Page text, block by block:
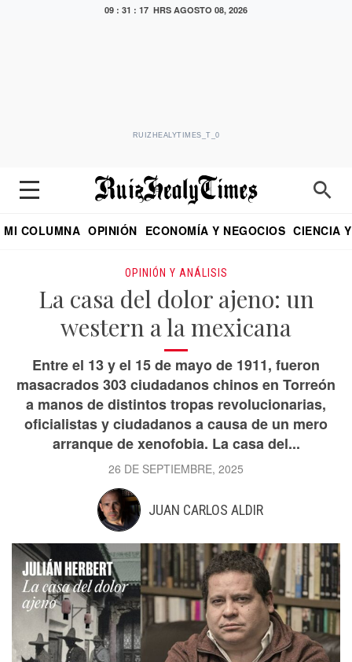
09 : 31 : 18 HRS AGOSTO 08, 2026
RUIZHEALYTIMES_T_0
MI COLUMNA OPINIÓN ECONOMÍA Y NEGOCIOS CIENCIA
OPINIÓN Y ANÁLISIS
La casa del dolor ajeno: un
western a la mexicana
Entre el 13 y el 15 de mayo de 1911, fueron
masacrados 303 ciudadanos chinos en Torreón
a manos de distintos tropas revolucionarias,
oficialistas y ciudadanos a causa de un mero
arranque de xenofobia. La casa del...
26 DE SEPTIEMBRE, 2025
JUAN CARLOS ALDIR